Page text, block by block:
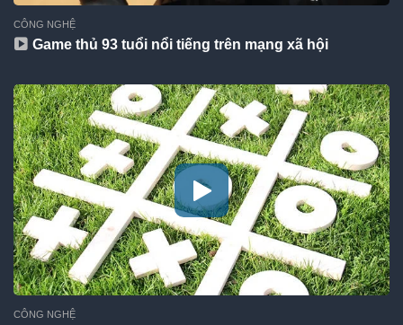
CÔNG NGHỆ
Game thủ 93 tuổi nổi tiếng trên mạng xã hội
CÔNG NGHỆ